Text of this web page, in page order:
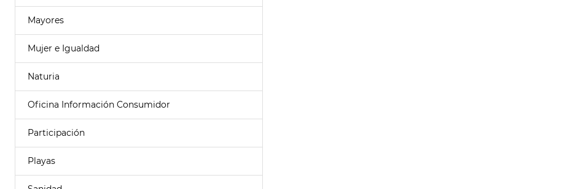
Mayores
Mujer e Igualdad
Naturia
Oficina Información Consumidor
Participación
Playas